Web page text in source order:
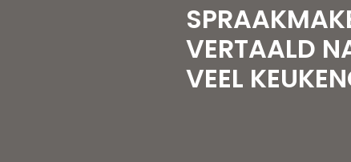
VERTAALD
VEEL